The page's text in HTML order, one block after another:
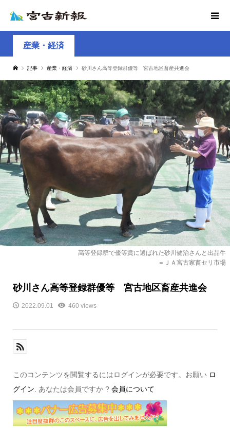
産業・経済
記事 産業・経済 砂川さん高等登録群優等 宮古地区畜産共進会
高等登録群で優等賞に選ばれた砂川健治さんと出品牛
＝ＪＡ宮古家畜セリ市場
砂川さん高等登録群優等 宮古地区畜産共進会
2022.09.01 460 views
このコンテンツを閲覧するにはログインが必要です。お願い ロ
グイン . あなたは会員ですか ? 会員について